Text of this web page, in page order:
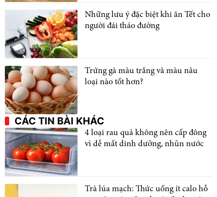
Những lưu ý đặc biệt khi ăn Tết cho
người đái tháo đường
Trứng gà màu trắng và màu nâu
loại nào tốt hơn?
CÁC TIN BÀI KHÁC
4 loại rau quả không nên cấp đông
vì dễ mất dinh dưỡng, nhũn nước
Trà lúa mạch: Thức uống ít calo hỗ